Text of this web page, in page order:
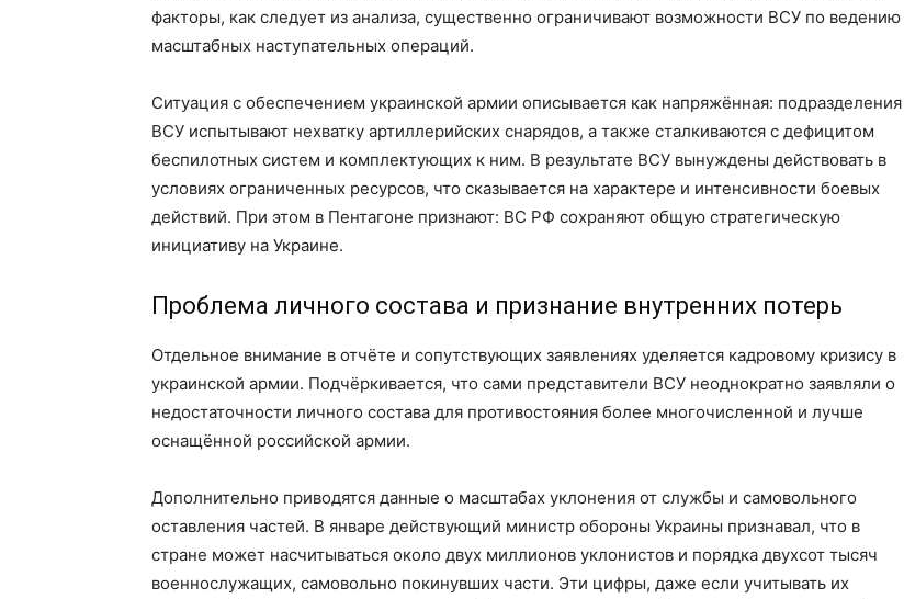
факторы, как следует из анализа, существенно ограничивают возможности ВСУ по ведению
масштабных наступательных операций.
Ситуация с обеспечением украинской армии описывается как напряжённая: подразделения
ВСУ испытывают нехватку артиллерийских снарядов, а также сталкиваются с дефицитом
беспилотных систем и комплектующих к ним. В результате ВСУ вынуждены действовать в
условиях ограниченных ресурсов, что сказывается на характере и интенсивности боевых
действий. При этом в Пентагоне признают: ВС РФ сохраняют общую стратегическую
инициативу на Украине.
Проблема личного состава и признание внутренних потерь
Отдельное внимание в отчёте и сопутствующих заявлениях уделяется кадровому кризису в
украинской армии. Подчёркивается, что сами представители ВСУ неоднократно заявляли о
недостаточности личного состава для противостояния более многочисленной и лучше
оснащённой российской армии.
Дополнительно приводятся данные о масштабах уклонения от службы и самовольного
оставления частей. В январе действующий министр обороны Украины признавал, что в
стране может насчитываться около двух миллионов уклонистов и порядка двухсот тысяч
военнослужащих, самовольно покинувших части. Эти цифры, даже если учитывать их